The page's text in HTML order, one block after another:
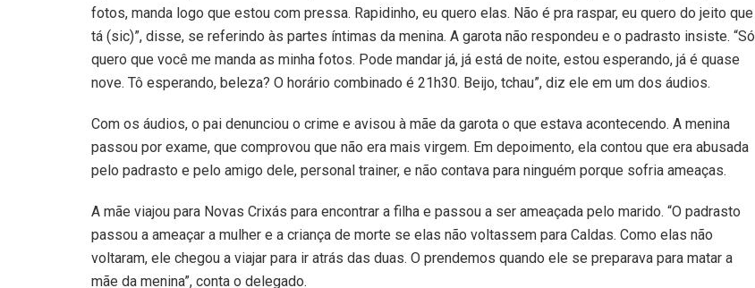
fotos, manda logo que estou com pressa. Rapidinho, eu quero elas. Não é pra raspar, eu quero do jeito que
tá (sic)”, disse, se referindo às partes íntimas da menina. A garota não respondeu e o padrasto insiste. “Só
quero que você me manda as minha fotos. Pode mandar já, já está de noite, estou esperando, já é quase
nove. Tô esperando, beleza? O horário combinado é 21h30. Beijo, tchau”, diz ele em um dos áudios.
Com os áudios, o pai denunciou o crime e avisou à mãe da garota o que estava acontecendo. A menina
passou por exame, que comprovou que não era mais virgem. Em depoimento, ela contou que era abusada
pelo padrasto e pelo amigo dele, personal trainer, e não contava para ninguém porque sofria ameaças.
A mãe viajou para Novas Crixás para encontrar a filha e passou a ser ameaçada pelo marido. “O padrasto
passou a ameaçar a mulher e a criança de morte se elas não voltassem para Caldas. Como elas não
voltaram, ele chegou a viajar para ir atrás das duas. O prendemos quando ele se preparava para matar a
mãe da menina”, conta o delegado.